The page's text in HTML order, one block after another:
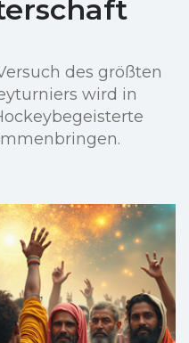
des größten
wird in